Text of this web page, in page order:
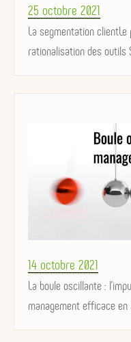
Posted
on
25 octobre 2021
La segmentation
rationalisation des outils
Posted
on
14 octobre 2021
La boule oscillante :
management efficace en